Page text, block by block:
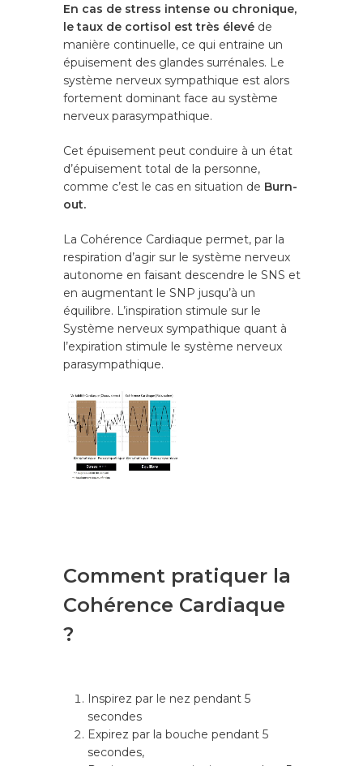
En cas de stress intense ou chronique,
le taux de cortisol est très élevéde
manière continuelle, ce qui entraine un
épuisement des glandes surrénales. Le
système nerveux sympathique est alors
fortement dominant face au système
nerveux parasympathique.
Cet épuisement peut conduire à un état
d’épuisement total de la personne,
comme c’est le cas en situation de Burn-
out.
La Cohérence Cardiaque permet, par la
respiration d’agir sur le système nerveux
autonome en faisant descendre le SNS et
en augmentant le SNP jusqu’à un
équilibre. L’inspiration stimule sur le
Système nerveux sympathique quant à
l’expiration stimule le système nerveux
parasympathique.
Comment pratiquer la
Cohérence Cardiaque
?
Inspirez par le nez pendant 5
secondes
Expirez par la bouche pendant 5
secondes,
Consultation en
(Quincieux, Lyon
en Visio.
S'inscrire à la
Accueil
lymphatique
Bilan émotionnel
Blog